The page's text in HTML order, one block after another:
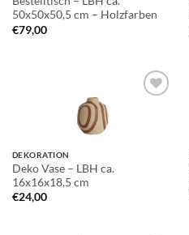
50x50x50,5 cm – Holzfarben
€79,00
DEKORATION
Deko Vase – LBH ca.
16x16x18,5 cm
€24,00